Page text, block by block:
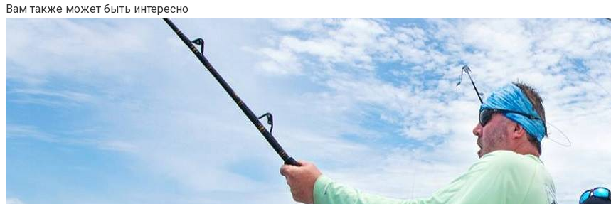
Вам также может быть интересно